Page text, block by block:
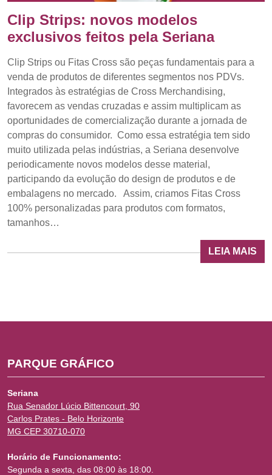
Clip Strips: novos modelos
exclusivos feitos pela Seriana
Clip Strips ou Fitas Cross são peças fundamentais para a
venda de produtos de diferentes segmentos nos PDVs.
Integrados às estratégias de Cross Merchandising,
favorecem as vendas cruzadas e assim multiplicam as
oportunidades de comercialização durante a jornada de
compras do consumidor. Como essa estratégia tem sido
muito utilizada pelas indústrias, a Seriana desenvolve
periodicamente novos modelos desse material,
participando da evolução do design de produtos e de
embalagens no mercado. Assim, criamos Fitas Cross
100% personalizadas para produtos com formatos,
tamanhos…
LEIA MAIS
PARQUE GRÁFICO
Seriana
Rua Senador Lúcio Bittencourt, 90
Carlos Prates - Belo Horizonte
MG CEP 30710-070
Horário de Funcionamento:
Segunda a sexta, das 08:00 às 18:00.